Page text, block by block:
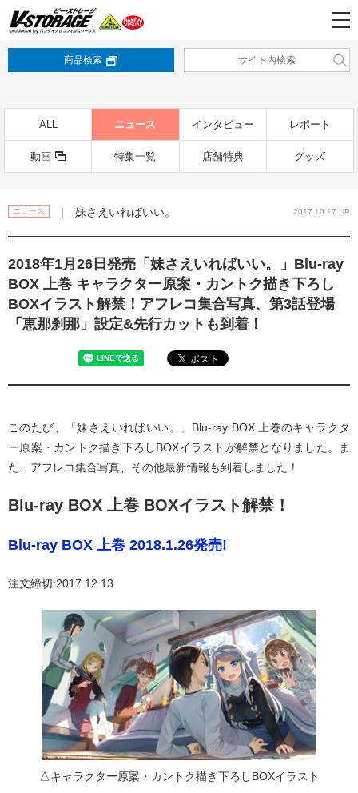
商品検索
ALL ニュース インタビュー レポート
動画 特集一覧 店舗特典 グッズ
ニュース | 妹さえいればいい。 2017.10.17 UP
2018年1月26日発売「妹さえいればいい。」Blu-ray
BOX 上巻 キャラクター原案・カントク描き下ろし
BOXイラスト解禁！アフレコ集合写真、第3話登場
「恵那刹那」設定&先行カットも到着！
このたび、「妹さえいればいい。」Blu-ray BOX 上巻のキャラクタ
ー原案・カントク描き下ろしBOXイラストが解禁となりました。ま
た、アフレコ集合写真、その他最新情報も到着しました！
Blu-ray BOX 上巻 BOXイラスト解禁！
Blu-ray BOX 上巻 2018.1.26発売!
注文締切:2017.12.13
△キャラクター原案・カントク描き下ろしBOXイラスト